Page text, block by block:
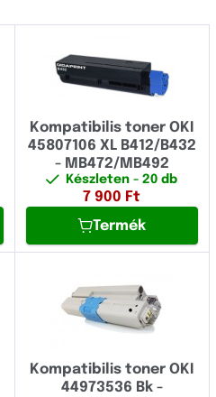
Kompatibilis toner OKI
45807106 XL B412/B432
- MB472/MB492
Készleten- 20 db
7 900 Ft
Termék
Kompatibilis toner OKI
44973536 Bk -